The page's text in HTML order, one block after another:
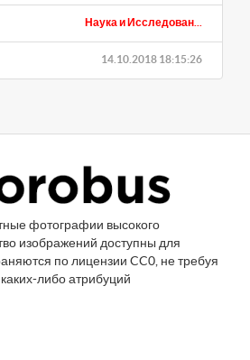
Наука и Исследован...
14.10.2018 18:15:26
фотографии высокого
изображений доступны для
по лицензии CC0, не требуя
либо атрибуций